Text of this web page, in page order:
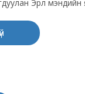
Эрүүл